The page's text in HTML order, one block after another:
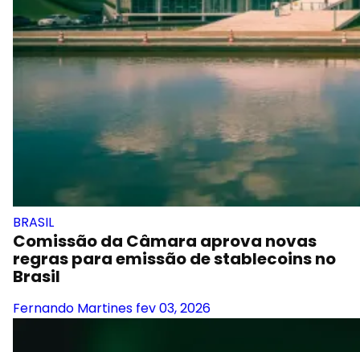
BRASIL
Comissão da Câmara aprova novas
regras para emissão de stablecoins no
Brasil
Fernando Martines fev 03, 2026